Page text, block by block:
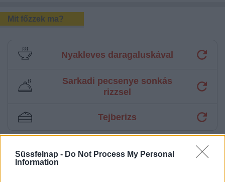
Süssfelnap - Do Not Process My Personal
Information
Mit főzzek ma?
Nyakleves daragaluskával
Sarkadi pecsenye sonkás
rizzsel
Tejberizs
Aktuális időjárás Óránkénti előrejelzés